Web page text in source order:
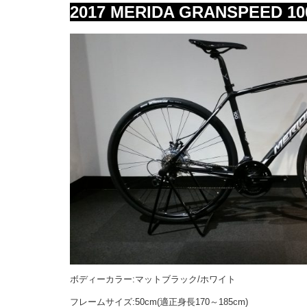
2017 MERIDA GRANSPEED
ボディーカラー:マットブラック/ホワイト
フレームサイズ:50cm(適正身長170～185cm)